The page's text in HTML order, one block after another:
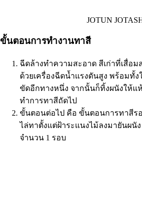
JOTUN
ขั้นตอนการทำงานทาสี
ฉีดล้างทำความสะอาด สีเก่าที่เสื่อม
ด้วยเครื่องฉีดน้ำแรงดันสูง พร้อมทั้
ขัดอีกทางหนึ่ง จากนั้นก็ทิ้งผนังให้แ
ทำการทาสีถัดไป
ขั้นตอนต่อไป คือ ขั้นตอนการทาสีรอ
ไล่ทาตั้งแต่ฝ้าระแนงไม้ลงมายันผนั
จำนวน 1 รอบ